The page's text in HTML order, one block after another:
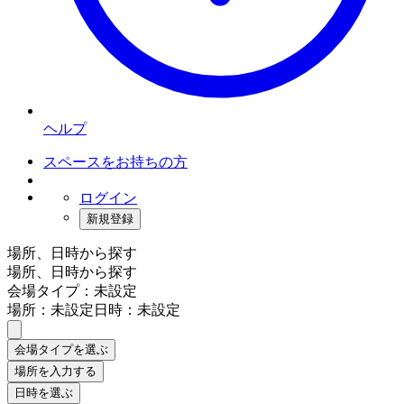
ヘルプ
スペースをお持ちの方
ログイン
新規登録
場所、日時から探す
場所、日時から探す
会場タイプ：未設定
場所：未設定日時：未設定
会場タイプを選ぶ
場所を入力する
日時を選ぶ